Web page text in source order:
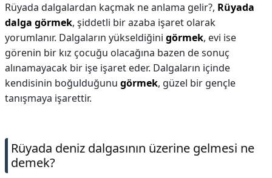
Rüyada dalgalardan kaçmak ne anlama gelir?, Rüyada
dalga görmek, şiddetli bir azaba işaret olarak
yorumlanır. Dalgaların yükseldiğini görmek, evi ise
görenin bir kız çocuğu olacağına bazen de sonuç
alınamayacak bir işe işaret eder. Dalgaların içinde
kendisinin boğulduğunu görmek, güzel bir gençle
tanışmaya işarettir.
Rüyada deniz dalgasının üzerine gelmesi ne
demek?